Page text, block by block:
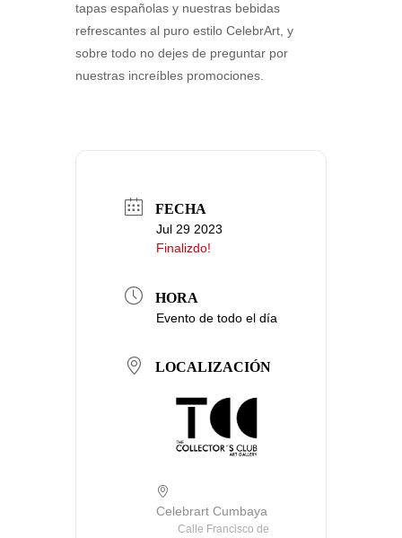
tapas españolas y nuestras bebidas
refrescantes al puro estilo CelebrArt, y
sobre todo no dejes de preguntar por
nuestras increíbles promociones.
FECHA
Jul 29 2023
Finalizdo!
HORA
Evento de todo el día
LOCALIZACIÓN
Celebrart Cumbaya
Calle Francisco de